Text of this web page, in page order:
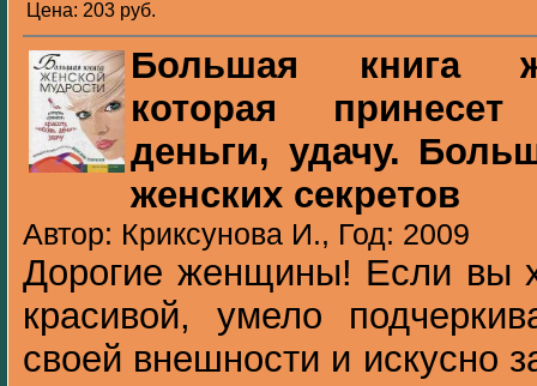
Цена: 203 pуб.
Большая книга
которая
деньги, удачу.
женских секретов
Автор: Криксунова И., Год: 2009
Дорогие женщины! Если вы
красивой, умело
своей внешности и искусно